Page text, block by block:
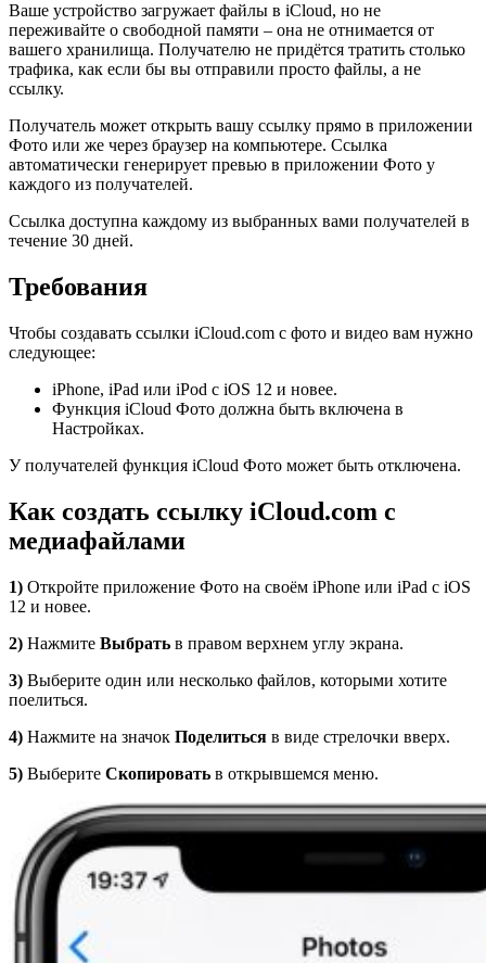
Ваше устройство загружает файлы в iCloud, но не
переживайте о свободной памяти – она не отнимается от
вашего хранилища. Получателю не придётся тратить столько
трафика, как если бы вы отправили просто файлы, а не
ссылку.
Получатель может открыть вашу ссылку прямо в приложении
Фото или же через браузер на компьютере. Ссылка
автоматически генерирует превью в приложении Фото у
каждого из получателей.
Ссылка доступна каждому из выбранных вами получателей в
течение 30 дней.
Требования
Чтобы создавать ссылки iCloud.com с фото и видео вам нужно
следующее:
iPhone, iPad или iPod с iOS 12 и новее.
Функция iCloud Фото должна быть включена в
Настройках.
У получателей функция iCloud Фото может быть отключена.
Как создать ссылку iCloud.com с
медиафайлами
1) Откройте приложение Фото на своём iPhone или iPad с iOS
12 и новее.
2) Нажмите Выбрать в правом верхнем углу экрана.
3) Выберите один или несколько файлов, которыми хотите
поелиться.
4) Нажмите на значок Поделиться в виде стрелочки вверх.
5) Выберите Скопировать в открывшемся меню.